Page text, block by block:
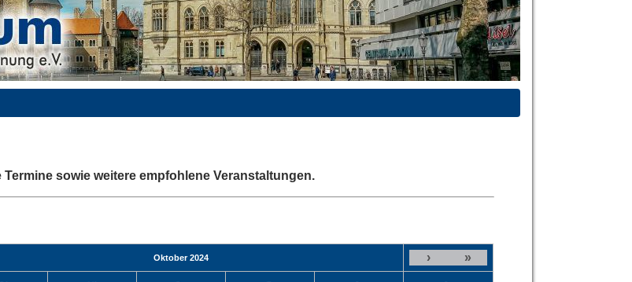
Termine sowie weitere empfohlene Veranstaltungen.
Oktober 2024 › »